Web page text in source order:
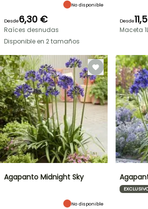
No disponible
Desde6,30 €
Raíces desnudas
Disponible en 2 tamaños
Desde
Maceta
Agapanto Midnight Sky
No disponible